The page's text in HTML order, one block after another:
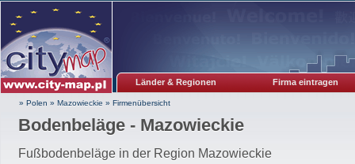
Länder & Regionen Firma eintragen
» Polen » Mazowieckie » Firmenübersicht
Bodenbeläge - Mazowieckie
Fußbodenbeläge in der Region Mazowieckie